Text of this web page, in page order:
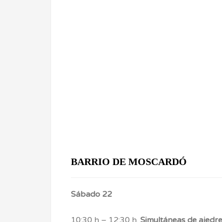
BARRIO DE MOSCARDÓ
Sábado 22
10:30 h – 12:30 h. Simultáneas de